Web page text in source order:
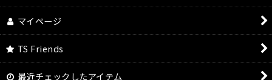
マイページ
TS Friends
最近チェックしたアイテム